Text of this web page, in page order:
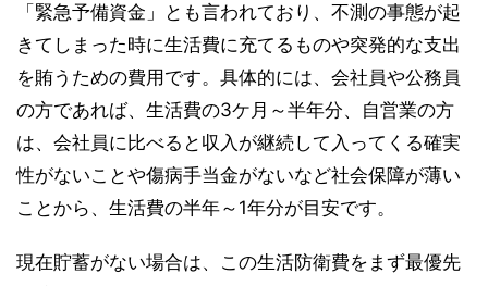
「緊急予備資金」とも言われており、不測の事態が起
きてしまった時に生活費に充てるものや突発的な支出
を賄うための費用です。具体的には、会社員や公務員
の方であれば、生活費の3ケ月～半年分、自営業の方
は、会社員に比べると収入が継続して入ってくる確実
性がないことや傷病手当金がないなど社会保障が薄い
ことから、生活費の半年～1年分が目安です。
現在貯蓄がない場合は、この生活防衛費をまず最優先